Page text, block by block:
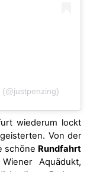
wiederum lockt
Von der
schöne Rundfahrt
Aquädukt,